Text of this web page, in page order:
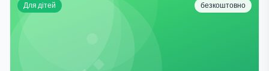
Для дітей безкоштовно